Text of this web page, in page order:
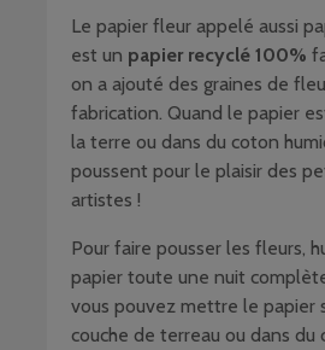
Le papier fleur appelé aussi
est un papier recyclé 100%
on a ajouté des graines de
fabrication. Quand le papier
la terre ou dans du coton
poussent pour le plaisir des
artistes !
Pour faire pousser les fleurs,
papier toute une nuit
vous pouvez mettre le papier
couche de terreau ou dans